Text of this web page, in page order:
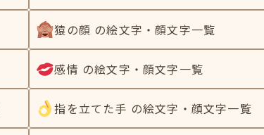
猿の顔 の絵文字・顔文字一覧
感情 の絵文字・顔文字一覧
指を立てた手 の絵文字・顔文字一覧